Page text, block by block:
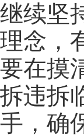
继续坚
理念，
要在摸
拆违拆
手，确